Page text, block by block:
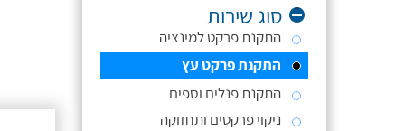
סוג שירות
התקנת פרקט למינציה
התקנת פרקט עץ
התקנת פנלים וספים
ניקוי פרקטים ותחזוקה